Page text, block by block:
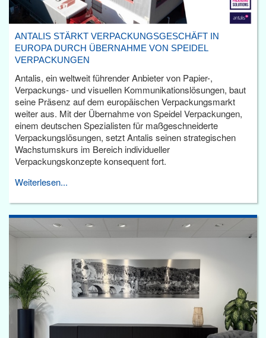
ANTALIS STÄRKT VERPACKUNGSGESCHÄFT IN
EUROPA DURCH ÜBERNAHME VON SPEIDEL
VERPACKUNGEN
Antalis, ein weltweit führender Anbieter von Papier-,
Verpackungs- und visuellen Kommunikationslösungen, baut
seine Präsenz auf dem europäischen Verpackungsmarkt
weiter aus. Mit der Übernahme von Speidel Verpackungen,
einem deutschen Spezialisten für maßgeschneiderte
Verpackungslösungen, setzt Antalis seinen strategischen
Wachstumskurs im Bereich individueller
Verpackungskonzepte konsequent fort.
Weiterlesen...